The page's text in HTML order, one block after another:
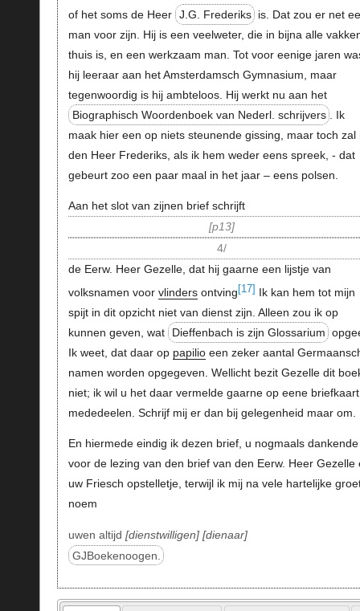
of het soms de Heer J.G. Frederiks is. Dat zou er net
man voor zijn. Hij is een veelweter, die in bijna alle
thuis is, en een werkzaam man. Tot voor eenige jaren
hij leeraar aan het Amsterdamsch Gymnasium, maar
tegenwoordig is hij ambteloos. Hij werkt nu aan het
Biographisch Woordenboek van Nederl. schrijvers
. Ik
maak hier een op niets steunende gissing, maar toch zal
den Heer Frederiks, als ik hem weder eens spreek, - dat
gebeurt zoo een paar maal in het jaar – eens polsen.
Aan het slot van zijnen brief schrijft
p13
4/
de Eerw. Heer Gezelle, dat hij gaarne een lijstje van
volksnamen voor vlindersontving [17] Ik kan hem tot mijn
spijt in dit opzicht niet van dienst zijn. Alleen zou ik op
kunnen geven, wat
Dieffenbach is zijn Glossarium
Ik weet, dat daar op papilioeen zeker aantal
namen worden opgegeven. Wellicht bezit Gezelle dit
niet; ik wil u het daar vermelde gaarne op eene briefkaart
mededeelen. Schrijf mij er dan bij gelegenheid maar om.
En hiermede eindig ik dezen brief, u nogmaals dankende
voor de lezing van den brief van den Eerw. Heer Gezelle
uw Friesch opstelletje, terwijl ik mij na vele hartelijke
noem
uwen altijd dienstwilligen
dienaar
GJBoekenoogen.